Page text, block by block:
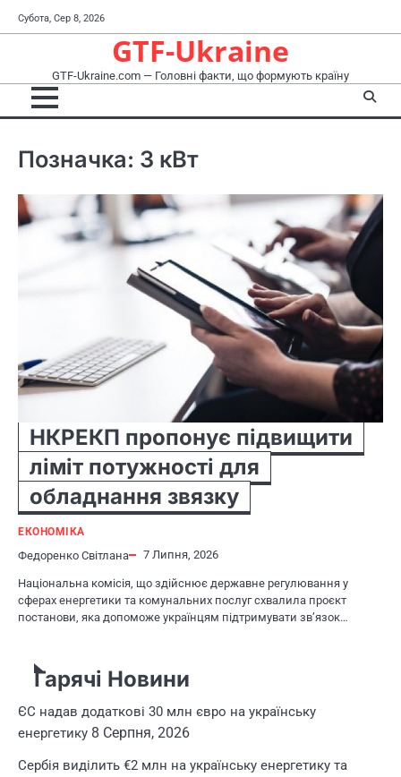
Перейти
до
Субота, Сер 8, 2026
GTF-Ukraine
GTF-Ukraine.com — Головні факти, що формують країну
Позначка: 3 кВт
НКРЕКП пропонує підвищити
ліміт потужності для
обладнання звязку
ЕКОНОМІКА
Федоренко Світлана 7 Липня, 2026
Національна комісія, що здійснює державне регулювання у
сферах енергетики та комунальних послуг схвалила проєкт
постанови, яка допоможе українцям підтримувати зв’язок…
Гарячі Новини
ЄС надав додаткові 30 млн євро на українську
енергетику 8 Серпня, 2026
Сербія виділить €2 млн на українську енергетику та